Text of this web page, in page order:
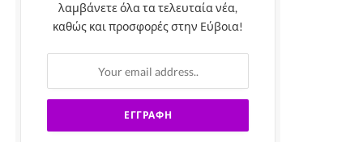
λαμβάνετε όλα τα τελευταία νέα,
καθώς και προσφορές στην Εύβοια!